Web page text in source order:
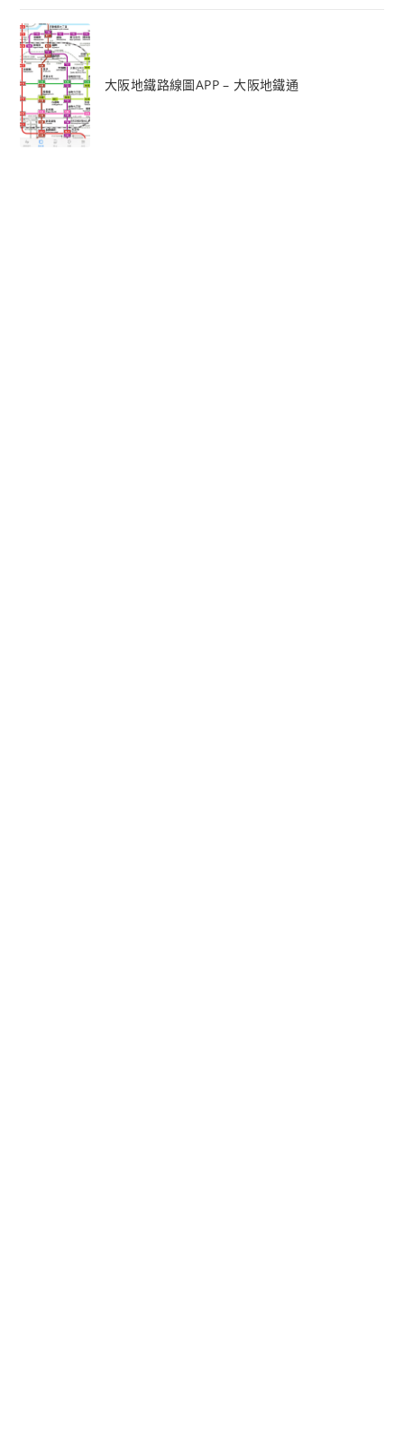
大阪地鐵路線圖APP – 大阪地鐵通